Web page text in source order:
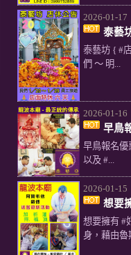
2026-01-17
泰藝
泰藝坊 { #
們 ～ 明...
2026-01-16
早鳥
早鳥報名優
以及 #...
2026-01-15
想要
想要擁有 #
身，藉由魯